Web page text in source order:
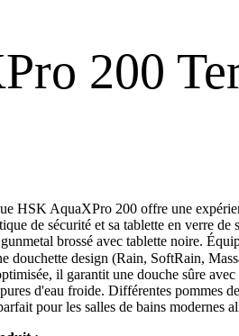
200
HSK AquaXPro 200 offre une
de sécurité et sa tablette en verre
brossé avec tablette noire.
design (Rain, SoftRain,
il garantit une douche sûre
d'eau froide. Différentes pommes
pour les salles de bains modernes